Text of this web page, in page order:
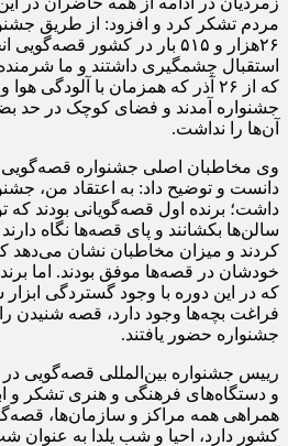
مردم تشکر کرد و افزود: از طریق
۲۶هزار و ۵۱۵ بار در کشور
استقبال چشمگیری داشتند و ما
که از ۲۶ آذر که همزمان با آلودگی
جشنواره آمدند و فضای کوچک در حد
آن‌ها را نداشت.
وی مخاطبان اصلی جشنواره قصه‌گویی
دانست و توضیح داد: به اعتقاد من،
داشت؛ برنده اول قصه‌گویانی بودند که
سالن‌ها بکشانند و پای قصه‌ها نگاه
کردند و میزان مخاطبان نشان می‌دهد که
خودشان در قصه‌ها موفق بودند. اما
که در این دوره با وجود گستردگی
فراغت بچه‌ها وجود دارد، قصه شنیدن را
جشنواره حضور یافتند.
رییس جشنواره بین‌المللی قصه‌گویی در
و دستگاه‌های فرهنگی و هنری تشکر و
همراهی همه مراکز و سازمان‌ها،
کشور دارد، احیا و شب یلدا به